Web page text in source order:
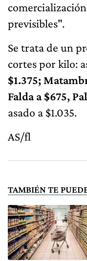
previsibles".
Se trata de un
cortes por kilo:
$1.375;
Falda a $675,
asado a $1.035.
AS/fl
TAMBIÉN TE